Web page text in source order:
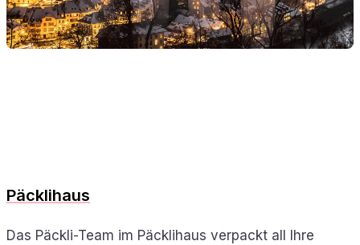
Päcklihaus
Das Päckli-Team im Päcklihaus verpackt all Ihre